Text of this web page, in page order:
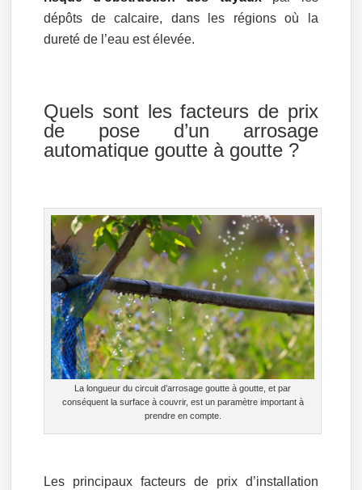
dépôts de calcaire, dans les régions où la
dureté de l’eau est élevée.
Quels sont les facteurs de prix
de pose d’un arrosage
automatique goutte à goutte ?
La longueur du circuit d’arrosage goutte à goutte, et par
conséquent la surface à couvrir, est un paramètre important à
prendre en compte.
Les principaux facteurs de prix d’installation